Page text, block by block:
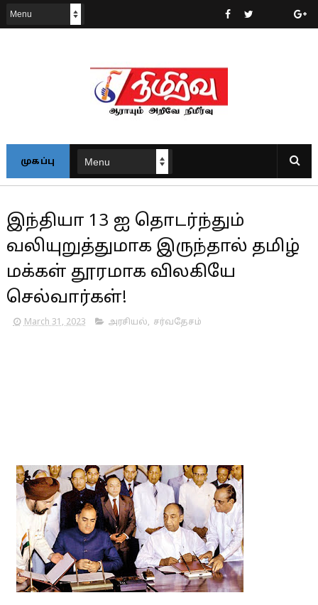
முகப்பு
இந்தியா 13 ஐ தொடர்ந்தும்
வலியுறுத்துமாக இருந்தால் தமிழ்
மக்கள் தூரமாக விலகியே
செல்வார்கள்!
March 31, 2023 அரசியல், சர்வதேசம்